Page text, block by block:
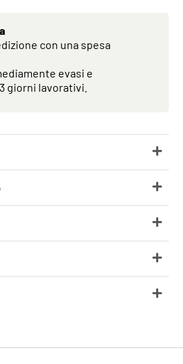
con una spesa
evasi e
giorni lavorativi.